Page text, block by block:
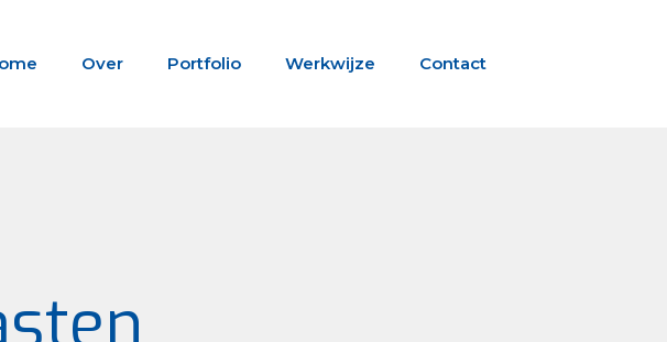
Over Portfolio Werkwijze Contact